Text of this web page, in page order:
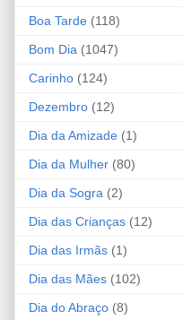
Boa Tarde (118)
Bom Dia (1047)
Carinho (124)
Dezembro (12)
Dia da Amizade (1)
Dia da Mulher (80)
Dia da Sogra (2)
Dia das Crianças (12)
Dia das Irmãs (1)
Dia das Mães (102)
Dia do Abraço (8)